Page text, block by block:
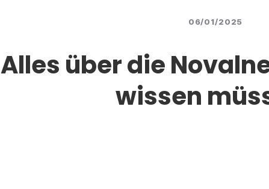
06/01/2025
Alles über die
wissen